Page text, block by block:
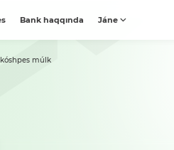
Bank haqqında Jáne
múlk